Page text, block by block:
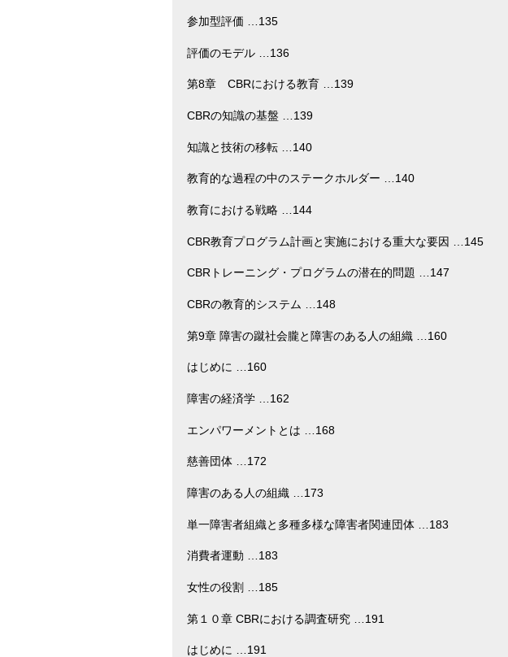
参加型評価 …135
評価のモデル …136
第8章 CBRにおける教育 …139
CBRの知識の基盤 …139
知識と技術の移転 …140
教育的な過程の中のステークホルダー …140
教育における戦略 …144
CBR教育プログラム計画と実施における重大な要因 …145
CBRトレーニング・プログラムの潜在的問題 …147
CBRの教育的システム …148
第9章 障害の蹴社会朧と障害のある人の組織 …160
はじめに …160
障害の経済学 …162
エンパワーメントとは …168
慈善団体 …172
障害のある人の組織 …173
単一障害者組織と多種多様な障害者関連団体 …183
消費者運動 …183
女性の役割 …185
第１０章 CBRにおける調査研究 …191
はじめに …191